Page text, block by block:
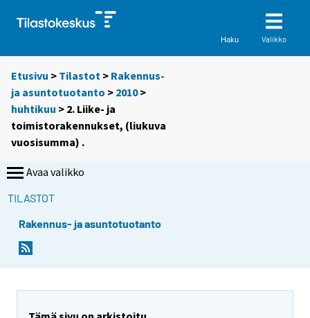
Haku Valikko
Etusivu > Tilastot > Rakennus-
ja asuntotuotanto > 2010>
huhtikuu > 2. Liike- ja
toimistorakennukset, (liukuva
vuosisumma) .
Avaa valikko
TILASTOT
Rakennus- ja asuntotuotanto